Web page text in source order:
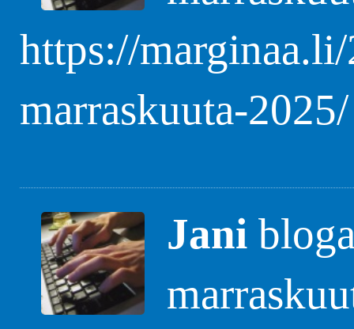
https://
marraskuuta-2025/
Jani